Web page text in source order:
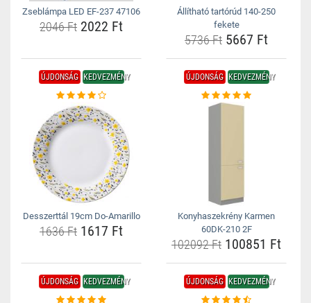
Zseblámpa LED EF-237 47106
2046 Ft 2022 Ft
Állítható tartórúd 140-250
fekete
5736 Ft 5667 Ft
ÚJDONSÁG KEDVEZMÉNY
Desszerttál 19cm Do-Amarillo
1636 Ft 1617 Ft
ÚJDONSÁG KEDVEZMÉNY
Konyhaszekrény Karmen
60DK-210 2F
102092 Ft 100851 Ft
ÚJDONSÁG KEDVEZMÉNY ÚJDONSÁG KEDVEZMÉNY